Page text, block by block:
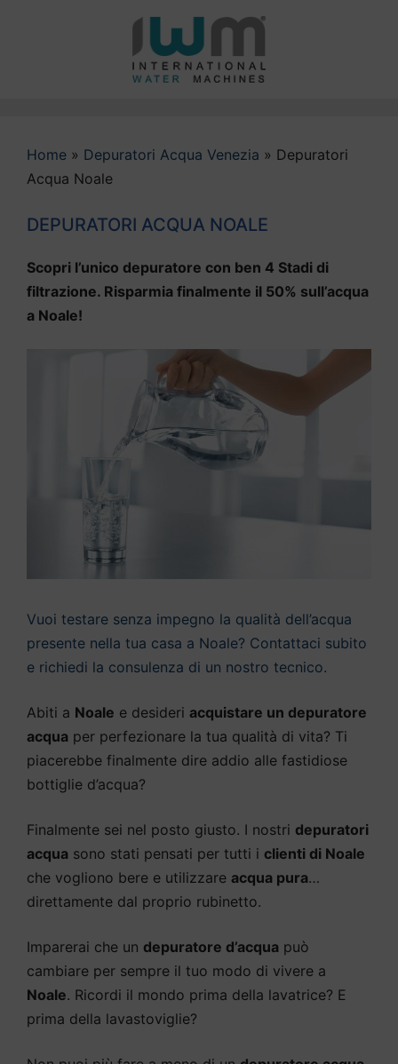
Home » Depuratori Acqua Venezia » Depuratori
Acqua Noale
DEPURATORI ACQUA NOALE
Scopri l’unico depuratore con ben 4 Stadi di
filtrazione. Risparmia finalmente il 50% sull’acqua
a Noale!
Vuoi testare senza impegno la qualità dell’acqua
presente nella tua casa a Noale? Contattaci subito
e richiedi la consulenza di un nostro tecnico.
Abiti a Noale e desideri acquistare un depuratore
acqua per perfezionare la tua qualità di vita? Ti
piacerebbe finalmente dire addio alle fastidiose
bottiglie d’acqua?
Finalmente sei nel posto giusto. I nostri depuratori
acqua sono stati pensati per tutti i clienti di Noale
che vogliono bere e utilizzare acqua pura…
direttamente dal proprio rubinetto.
Imparerai che un depuratore d’acqua può
cambiare per sempre il tuo modo di vivere a
Noale. Ricordi il mondo prima della lavatrice? E
prima della lavastoviglie?